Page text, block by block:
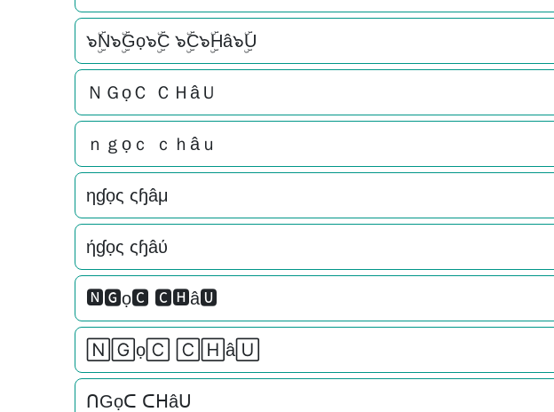
๖ۣۜN๖ۣۜGọ๖ۣۜC ๖ۣۜC๖ۣۜHâ๖ۣۜU
ＮＧọＣ ＣＨâＵ
ｎｇọｃ ｃｈâｕ
ηɠọς ςɧâμ
ήɠọς ςɧâύ
🅽🅶ọ🅲 🅲🅷â🆄
🄽🄶ọ🄲 🄲🄷â🅄
ᑎGọᑕ ᑕᕼâᑌ